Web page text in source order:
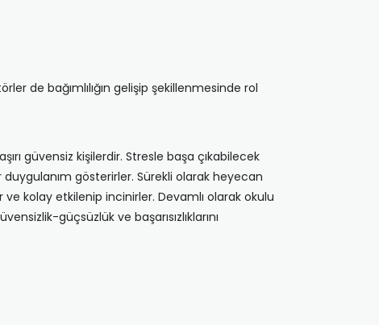
de bağımlılığın gelişip şekillenmesinde rol
güvensiz kişilerdir. Stresle başa çıkabilecek
gösterirler. Sürekli olarak heyecan
kolay etkilenip incinirler. Devamlı olarak okulu
güçsüzlük ve başarısızlıklarını